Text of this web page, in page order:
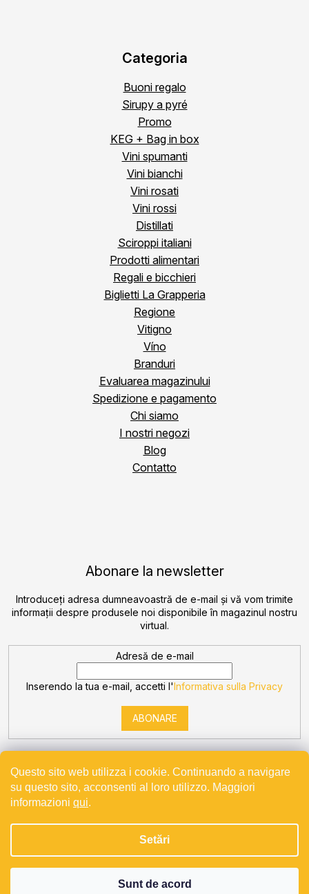
Questo sito web utilizza i cookie. Continuando a navigare
su questo sito, acconsenti al loro utilizzo. Maggiori
informazioni qui.
Setări
Sunt de acord
Categoria
Buoni regalo
Sirupy a pyré
Promo
KEG + Bag in box
Vini spumanti
Vini bianchi
Vini rosati
Vini rossi
Distillati
Sciroppi italiani
Prodotti alimentari
Regali e bicchieri
Biglietti La Grapperia
Regione
Vitigno
Víno
Branduri
Evaluarea magazinului
Spedizione e pagamento
Chi siamo
I nostri negozi
Blog
Contatto
Abonare la newsletter
Introduceţi adresa dumneavoastră de e-mail şi vă vom trimite
informaţii despre produsele noi disponibile în magazinul nostru
virtual.
Adresă de e-mail
Inserendo la tua e-mail, accetti l'Informativa sulla Privacy
ABONARE
Bevande. Toate drepturile rezervate.
Projekt spolufinancovaný z EU - Modernizace a automatizace